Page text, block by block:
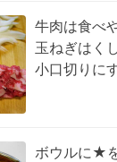
牛肉は食べ
玉ねぎはく
小口切りに
ボウルに★